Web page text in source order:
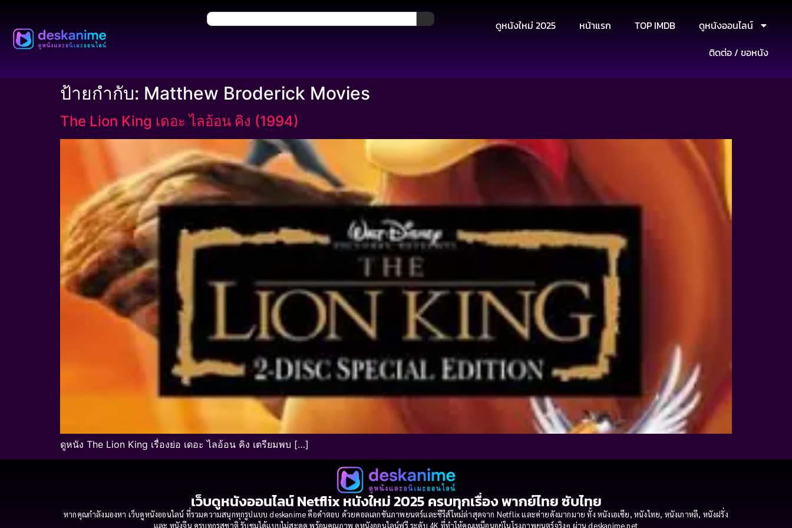
ดูหนังใหม่ 2025 หน้าแรก TOP IMDB
ดูหนังออนไลน์
ติดต่อ / ขอหนัง
ป้ายกำกับ: Matthew Broderick Movies
The Lion King เดอะ ไลอ้อน คิง (1994)
ดูหนัง The Lion King เรื่องย่อ เดอะ ไลอ้อน คิง เตรียมพบ […]
เว็บดูหนังออนไลน์ Netflix หนังใหม่ 2025 ครบทุกเรื่อง พากย์ไทย ซับไทย
หากคุณกำลังมองหา เว็บดูหนังออนไลน์ ที่รวมความสนุกทุกรูปแบบ deskanime คือคำตอบ ด้วยคอลเลกชันภาพยนตร์และซีรีส์ใหม่ล่าสุดจาก Netflix และค่ายดังมากมาย ทั้ง หนังเอเชีย, หนังไทย, หนังเกาหลี, หนังฝรั่ง
และ หนังจีน ครบทุกรสชาติ รับชมได้แบบไม่สะดุด พร้อมคุณภาพ ดูหนังออนไลน์ฟรี ระดับ 4K ที่ทำให้คุณเหมือนอยู่ในโรงภาพยนตร์จริงๆ ผ่าน deskanime.net